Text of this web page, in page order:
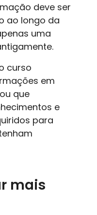
deve ser
ao longo da
uma
curso
em
que
e
para
mais